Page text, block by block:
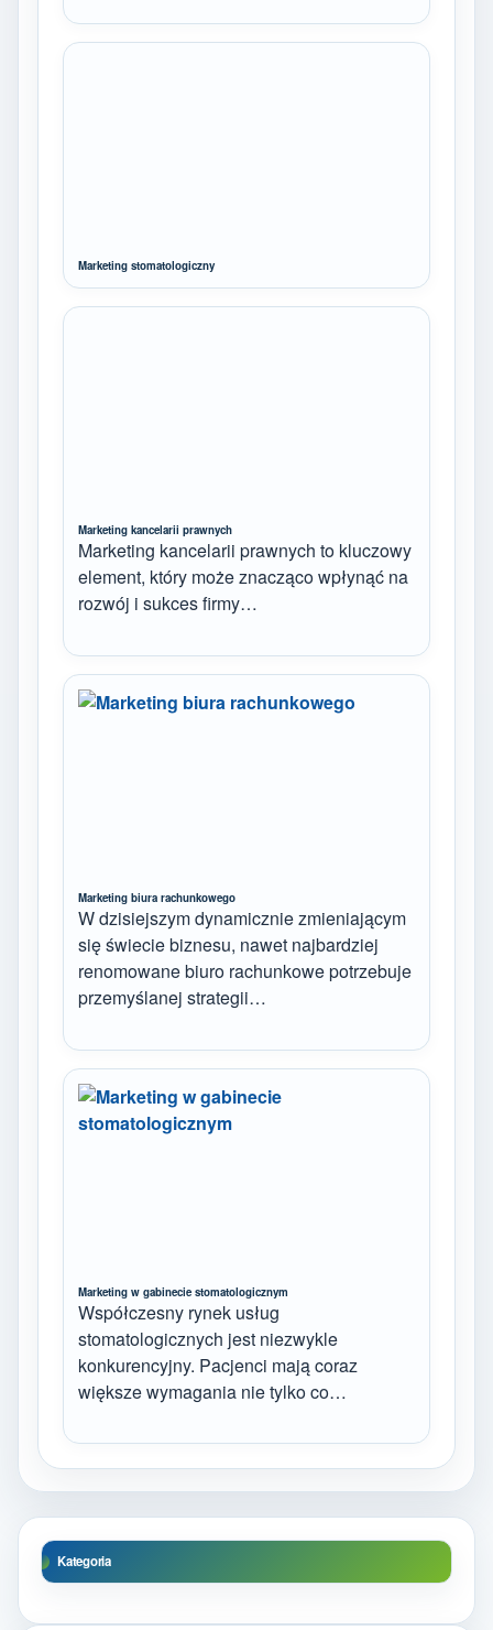
Marketing stomatologiczny
Marketing kancelarii prawnych
Marketing kancelarii prawnych to kluczowy
element, który może znacząco wpłynąć na
rozwój i sukces firmy…
Marketing biura rachunkowego
W dzisiejszym dynamicznie zmieniającym
się świecie biznesu, nawet najbardziej
renomowane biuro rachunkowe potrzebuje
przemyślanej strategii…
Marketing w gabinecie stomatologicznym
Współczesny rynek usług
stomatologicznych jest niezwykle
konkurencyjny. Pacjenci mają coraz
większe wymagania nie tylko co…
Kategoria